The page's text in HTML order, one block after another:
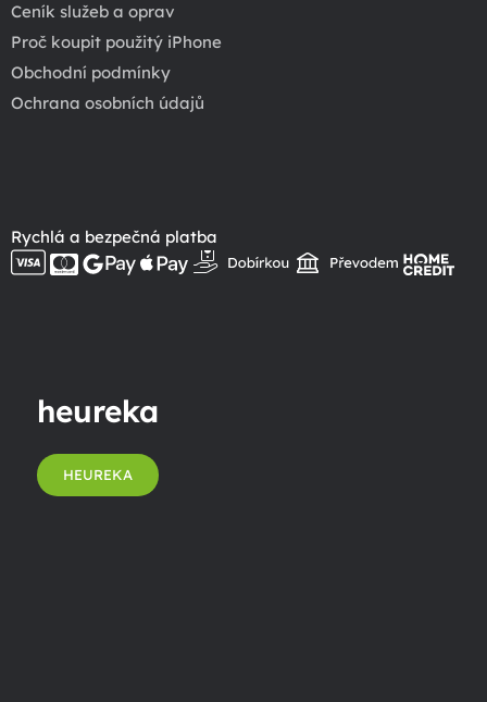
Ceník služeb a oprav
Proč koupit použitý iPhone
Obchodní podmínky
Ochrana osobních údajů
Rychlá a bezpečná platba
heureka
HEUREKA